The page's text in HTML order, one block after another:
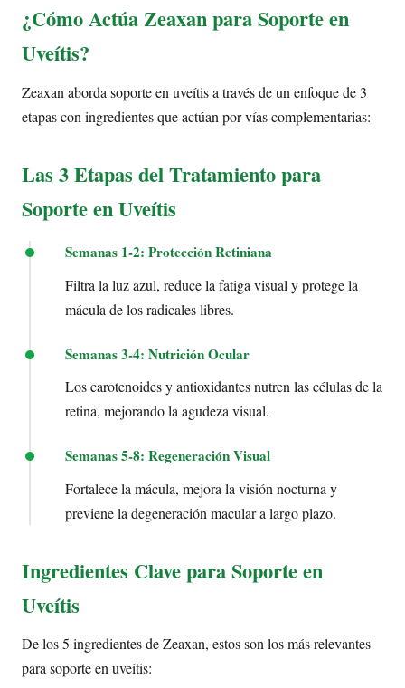
¿Cómo Actúa Zeaxan para Soporte en
Uveítis?
Zeaxan aborda soporte en uveítis a través de un enfoque de 3
etapas con ingredientes que actúan por vías complementarias:
Las 3 Etapas del Tratamiento para
Soporte en Uveítis
Semanas 1-2: Protección Retiniana
Filtra la luz azul, reduce la fatiga visual y protege la
mácula de los radicales libres.
Semanas 3-4: Nutrición Ocular
Los carotenoides y antioxidantes nutren las células de la
retina, mejorando la agudeza visual.
Semanas 5-8: Regeneración Visual
Fortalece la mácula, mejora la visión nocturna y
previene la degeneración macular a largo plazo.
Ingredientes Clave para Soporte en
Uveítis
De los 5 ingredientes de Zeaxan, estos son los más relevantes
para soporte en uveítis: